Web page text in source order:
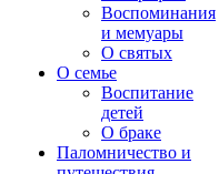
Воспоминания
и мемуары
О святых
О семье
Воспитание
детей
О браке
Паломничество и